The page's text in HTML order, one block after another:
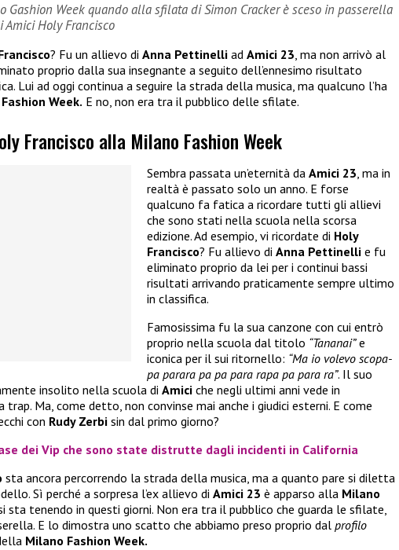
Gashion Week quando alla sfilata di Simon Cracker è sceso in passerella
Amici Holy Francisco
? Fu un allievo di Anna Pettinelli ad Amici 23, ma non arrivò al
proprio dalla sua insegnante a seguito dell’ennesimo risultato
Lui ad oggi continua a seguire la strada della musica, ma qualcuno l’ha
Week. E no, non era tra il pubblico delle sfilate.
Francisco alla Milano Fashion Week
Sembra passata un’eternità da Amici 23, ma in
realtà è passato solo un anno. E forse
qualcuno fa fatica a ricordare tutti gli allievi
che sono stati nella scuola nella scorsa
edizione. Ad esempio, vi ricordate di Holy
Francisco? Fu allievo di Anna Pettinelli e fu
eliminato proprio da lei per i continui bassi
risultati arrivando praticamente sempre ultimo
in classifica.
Famosissima fu la sua canzone con cui entrò
proprio nella scuola dal titolo “Tananai”e
iconica per il sui ritornello: “Ma io volevo scopa-
pa parara pa pa para rapa pa para ra”. Il suo
insolito nella scuola di Amici che negli ultimi anni vede in
Ma, come detto, non convinse mai anche i giudici esterni. E come
con Rudy Zerbi sin dal primo giorno?
dei Vip che sono state distrutte dagli incidenti in California
sta ancora percorrendo la strada della musica, ma a quanto pare si diletta
Sì perché a sorpresa l’ex allievo di Amici 23 è apparso alla Milano
sta tenendo in questi giorni. Non era tra il pubblico che guarda le sfilate,
E lo dimostra uno scatto che abbiamo preso proprio dal profilo
Milano Fashion Week.